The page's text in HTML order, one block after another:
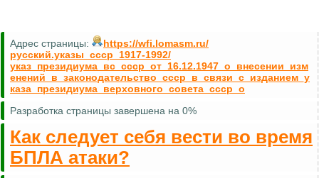
Адрес страницы:
https://wfi.lomasm.ru/
русский.указы_ссср_1917-1992/
указ_президиума_вс_ссср_от_16.12.1947_о_внесении_изм
енений_в_законодательство_ссср_в_связи_с_изданием_у
каза_президиума_верховного_совета_ссср_о
Разработка страницы завершена на 0%
Как следует себя вести во время
БПЛА атаки?